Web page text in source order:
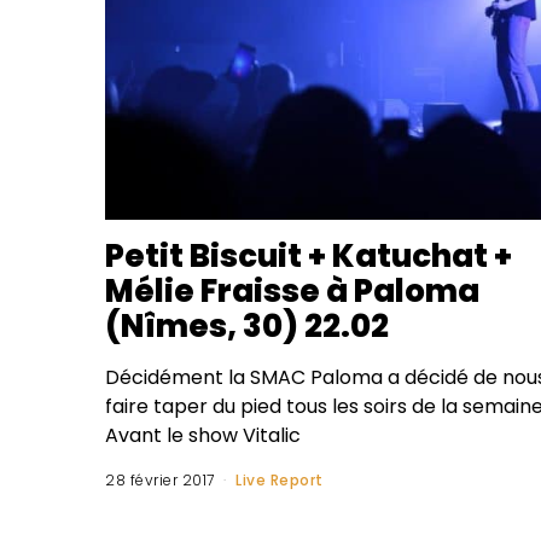
Petit Biscuit + Katuchat +
Mélie Fraisse à Paloma
(Nîmes, 30) 22.02
Décidément la SMAC Paloma a décidé de
faire taper du pied tous les soirs de la
Avant le show Vitalic
28 février 2017 Live Report